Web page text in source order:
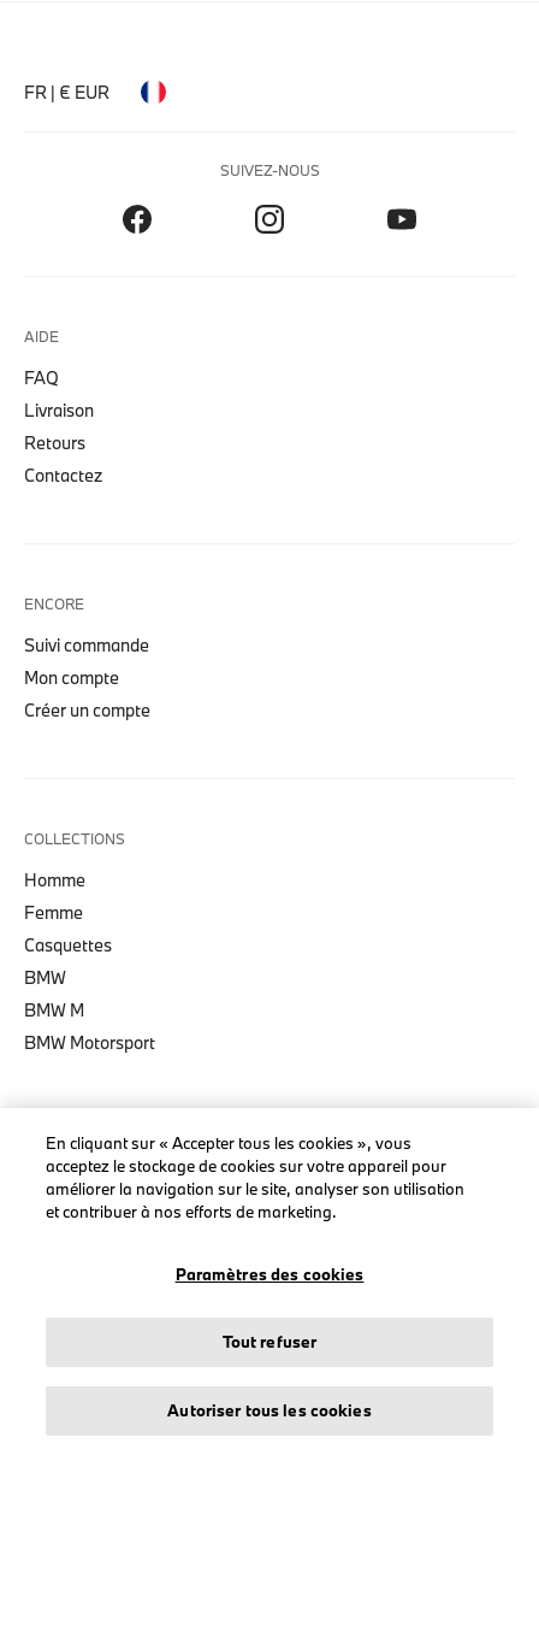
FR | € EUR
SUIVEZ-NOUS
AIDE
FAQ
Livraison
Retours
Contactez
ENCORE
Suivi commande
Mon compte
Créer un compte
COLLECTIONS
Homme
Femme
Casquettes
BMW
BMW M
BMW Motorsport
LEGAL
À propos de stichd
Protection des données
En cliquant sur « Accepter tous les cookies », vous
acceptez le stockage de cookies sur votre appareil pour
améliorer la navigation sur le site, analyser son utilisation
et contribuer à nos efforts de marketing.
Paramètres des cookies
Tout refuser
Autoriser tous les cookies